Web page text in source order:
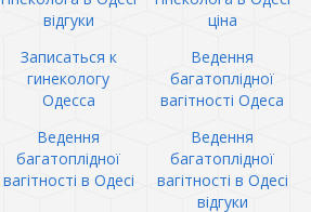
відгуки
ціна
Записаться к
гинекологу
Одесса
Ведення
багатоплідної
вагітності Одеса
Ведення
багатоплідної
вагітності в Одесі
Ведення
багатоплідної
вагітності в Одесі
відгуки